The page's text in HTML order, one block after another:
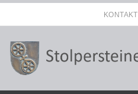
Inhalt
springen
KONTAKT